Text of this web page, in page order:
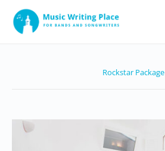
Inhalt
springen
Rockstar Package